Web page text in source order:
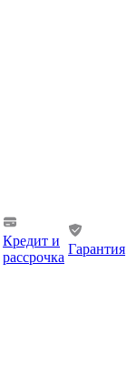
Кредит и
рассрочка
Гарантия